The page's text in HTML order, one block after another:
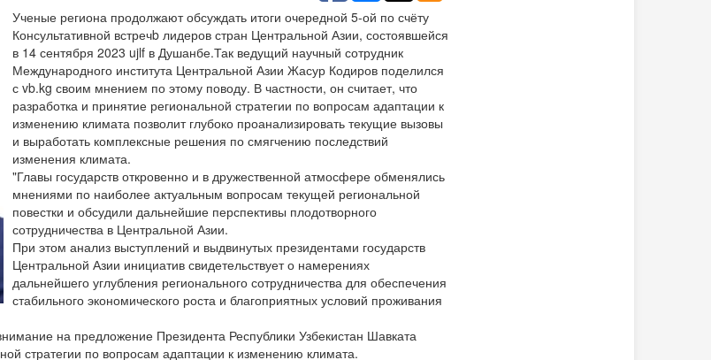
Ученые региона продолжают обсуждать итоги очередной 5-ой по счёту
Консультативной встречb лидеров стран Центральной Азии, состоявшейся
в 14 сентября 2023 ujlf в Душанбе.Так ведущий научный сотрудник
Международного института Центральной Азии Жасур Кодиров поделился
с vb.kg своим мнением по этому поводу. В частности, он считает, что
разработка и принятие региональной стратегии по вопросам адаптации к
изменению климата позволит глубоко проанализировать текущие вызовы
и выработать комплексные решения по смягчению последствий
изменения климата.
"Главы государств откровенно и в дружественной атмосфере обменялись
мнениями по наиболее актуальным вопросам текущей региональной
повестки и обсудили дальнейшие перспективы плодотворного
сотрудничества в Центральной Азии.
При этом анализ выступлений и выдвинутых президентами государств
Центральной Азии инициатив свидетельствует о намерениях
дальнейшего углубления регионального сотрудничества для обеспечения
стабильного экономического роста и благоприятных условий проживания
на предложение Президента Республики Узбекистан Шавката
стратегии по вопросам адаптации к изменению климата.